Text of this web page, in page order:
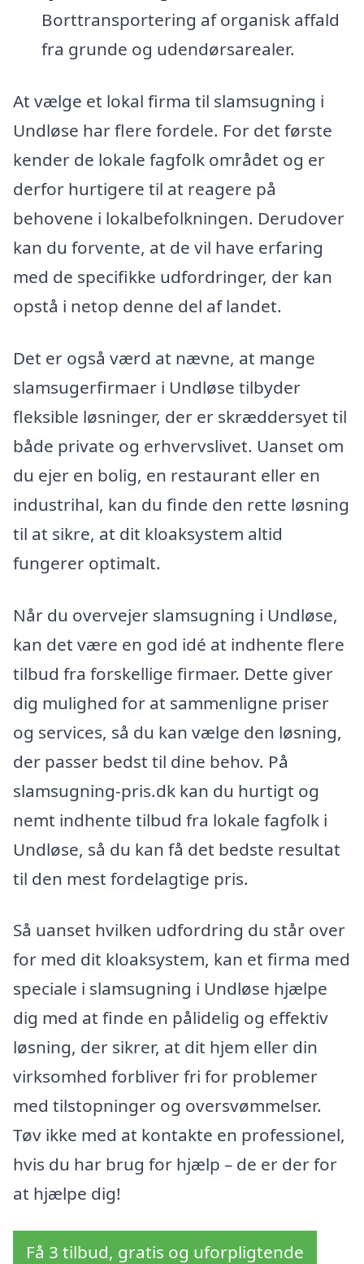
Borttransportering af organisk affald
fra grunde og udendørsarealer.
At vælge et lokal firma til slamsugning i
Undløse har flere fordele. For det første
kender de lokale fagfolk området og er
derfor hurtigere til at reagere på
behovene i lokalbefolkningen. Derudover
kan du forvente, at de vil have erfaring
med de specifikke udfordringer, der kan
opstå i netop denne del af landet.
Det er også værd at nævne, at mange
slamsugerfirmaer i Undløse tilbyder
fleksible løsninger, der er skræddersyet til
både private og erhvervslivet. Uanset om
du ejer en bolig, en restaurant eller en
industrihal, kan du finde den rette løsning
til at sikre, at dit kloaksystem altid
fungerer optimalt.
Når du overvejer slamsugning i Undløse,
kan det være en god idé at indhente flere
tilbud fra forskellige firmaer. Dette giver
dig mulighed for at sammenligne priser
og services, så du kan vælge den løsning,
der passer bedst til dine behov. På
slamsugning-pris.dk kan du hurtigt og
nemt indhente tilbud fra lokale fagfolk i
Undløse, så du kan få det bedste resultat
til den mest fordelagtige pris.
Så uanset hvilken udfordring du står over
for med dit kloaksystem, kan et firma med
speciale i slamsugning i Undløse hjælpe
dig med at finde en pålidelig og effektiv
løsning, der sikrer, at dit hjem eller din
virksomhed forbliver fri for problemer
med tilstopninger og oversvømmelser.
Tøv ikke med at kontakte en professionel,
hvis du har brug for hjælp – de er der for
at hjælpe dig!
Få 3 tilbud, gratis og uforpligtende